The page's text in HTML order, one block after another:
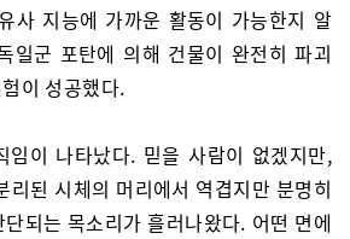
사 지능에 가까운 활동이 가능한지 알
일군 포탄에 의해 건물이 완전히 파괴
이 성공했다.
임이 나타났다. 믿을 사람이 없겠지만,
리된 시체의 머리에서 역겹지만 분명히
되는 목소리가 흘러나왔다. 어떤 면에